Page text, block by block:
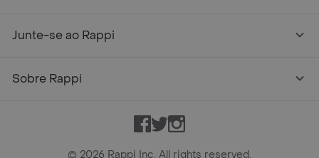
Junte-se ao Rappi
Sobre Rappi
Facebook
TwitterInstagram
© 2026 Rappi Inc. All rights reserved.